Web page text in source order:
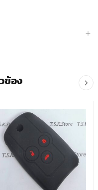
ข้อง